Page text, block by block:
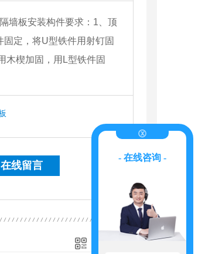
墙板安装构件要求：1、顶
定，将U型铁件用射钉固
木楔加固，用L型铁件固
在线留言
- 在线咨询 -